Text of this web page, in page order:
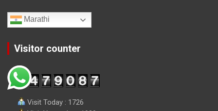
Marathi
Visitor counter
Visit Today : 1726